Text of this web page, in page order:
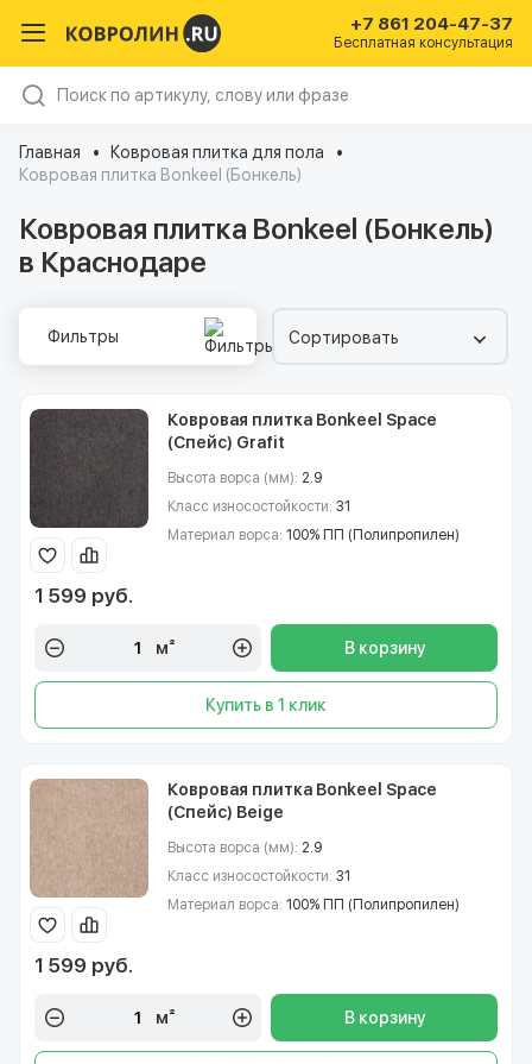
+7 861 204-47-37
Бесплатная консультация
Главная
Ковровая плитка для пола
Ковровая плитка Bonkeel (Бонкель)
Ковровая плитка Bonkeel (Бонкель)
в Краснодаре
Фильтры Сортировать
Ковровая плитка Bonkeel Space
(Спейс) Grafit
Высота ворса (мм): 2.9
Класс износостойкости: 31
Материал ворса: 100% ПП (Полипропилен)
1 599 руб.
м² В корзину
Купить в 1 клик
Ковровая плитка Bonkeel Space
(Спейс) Beige
Высота ворса (мм): 2.9
Класс износостойкости: 31
Материал ворса: 100% ПП (Полипропилен)
1 599 руб.
м² В корзину